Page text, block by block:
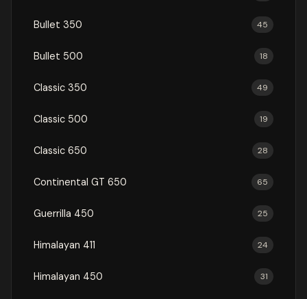
Bullet 350 45
Bullet 500 18
Classic 350 49
Classic 500 19
Classic 650 28
Continental GT 650 65
Guerrilla 450 25
Himalayan 411 24
Himalayan 450 31